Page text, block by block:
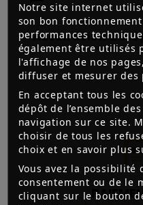
Notre site internet
son bon
performances
également être utilisés
l'affichage de nos
diffuser et mesurer
En acceptant tous les
dépôt de l’ensemble
navigation sur ce site.
choisir de tous les
choix et en savoir plus
Vous avez la possibilité
consentement ou de le
cliquant sur le bouton
Aucun avis n'a été